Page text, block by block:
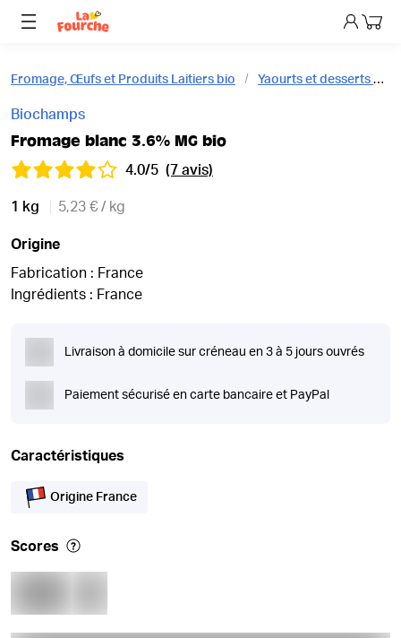
Mon
Fromage, Œufs et Produits Laitiers bio Yaourts et desserts bio
Biochamps
Fromage blanc 3.6% MG bio
4.0/5 (7 avis)
1 kg 5,23 € / kg
Origine
Fabrication : France
Ingrédients : France
Livraison à domicile sur créneau en 3 à 5 jours ouvrés
Paiement sécurisé en carte bancaire et PayPal
Caractéristiques
Origine France
Scores